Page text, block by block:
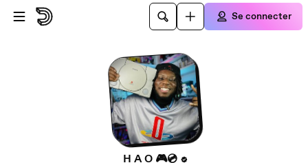
Passer au contenu principal
Se connecter
H A O 🎮💿